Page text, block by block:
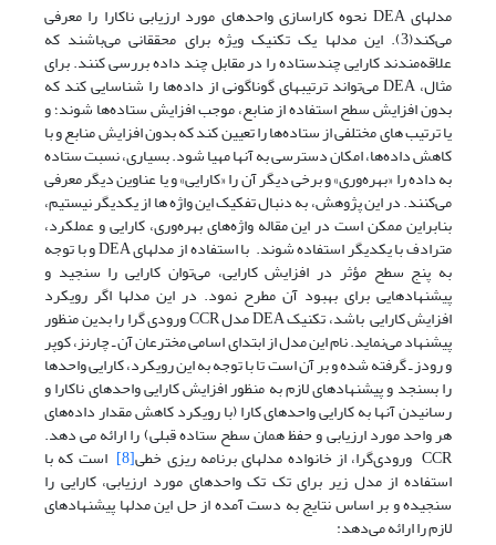
مدلهای DEA نحوه کاراسازی واحدهای مورد ارزیابی ناکارا را معرفی
می‌کند(3). این مدلها یک تکنیک ویژه برای محققانی می‌باشند که
علاقه‌مندند کارایی چندستاده را در مقابل چند داده بررسی کنند. برای
مثال، DEA می‌تواند ترتیبهای گوناگونی از داده‌ها را شناسایی کند که
بدون افزایش سطح استفاده از منابع، موجب افزایش ستاده‌ها شوند؛ و
یا ترتیب های مختلفی از ستاده‌ها را تعیین کند که بدون افزایش منابع و با
کاهش داده‌ها، امکان دسترسی به آنها مهیا شود. بسیاری، نسبت ستاده
به داده را «بهره‌وری» و برخی دیگر آن را «کارایی» و یا عناوین دیگر معرفی
می‌کنند. در این پژوهش، به دنبال تفکیک این واژه ها از یکدیگر نیستیم،
بنابراین ممکن است در این مقاله واژه‌های بهره‌وری، کارایی و عملکرد،
مترادف با یکدیگر استفاده شوند. با استفاده از مدلهای DEA و با توجه
به پنج سطح مؤثر در افزایش کارایی، می‌توان کارایی را سنجید و
پیشنهادهایی برای بهبود آن مطرح نمود. در این مدلها اگر رویکرد
افزایش کارایی باشد، تکنیک DEA مدل CCR ورودی گرا را بدین منظور
پیشنهاد می‌نماید. نام این مدل از ابتدای اسامی مخترعان آن ـ چارنز، کوپر
و رودز ـ گرفته شده و بر آن است تا با توجه به این رویکرد، کارایی واحدها
را بسنجد و پیشنهادهای لازم به منظور افزایش کارایی واحدهای ناکارا و
رسانیدن آنها به کارایی واحدهای کارا (با رویکرد کاهش مقدار داده‌های
هر واحد مورد ارزیابی و حفظ همان سطح ستاده قبلی) را ارائه می دهد.
CCR ورودی‌گرا، از خانواده مدلهای برنامه ریزی خطی [8] است که با
استفاده از مدل زیر برای تک تک واحدهای مورد ارزیابی، کارایی را
سنجیده و بر اساس نتایج به دست آمده از حل این مدلها پیشنهادهای
لازم را ارائه می‌دهد: